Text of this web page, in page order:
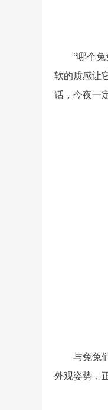
“哪个
软的质感让
话，今夜一
与兔兔
外观姿势，